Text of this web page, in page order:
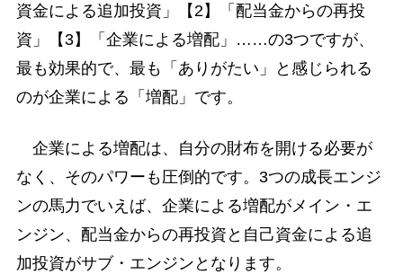
資金による追加投資」【2】「配当金からの再投
資」【3】「企業による増配」……の3つですが、
最も効果的で、最も「ありがたい」と感じられる
のが企業による「増配」です。
企業による増配は、自分の財布を開ける必要が
なく、そのパワーも圧倒的です。3つの成長エンジ
ンの馬力でいえば、企業による増配がメイン・エ
ンジン、配当金からの再投資と自己資金による追
加投資がサブ・エンジンとなります。